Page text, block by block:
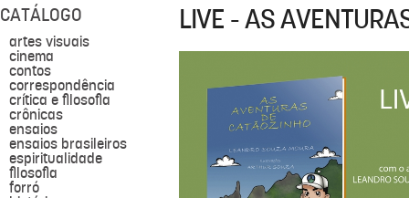
CATÁLOGO
artes visuais
cinema
contos
correspondência
crítica e filosofia
crônicas
ensaios
ensaios brasileiros
espiritualidade
filosofia
forró
LIVE - AS